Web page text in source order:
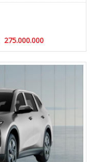
275.000.000